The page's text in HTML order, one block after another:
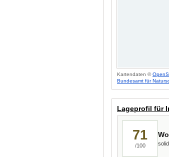
Kartendaten ©
Bundesamt für
Lageprofil für
71
/100